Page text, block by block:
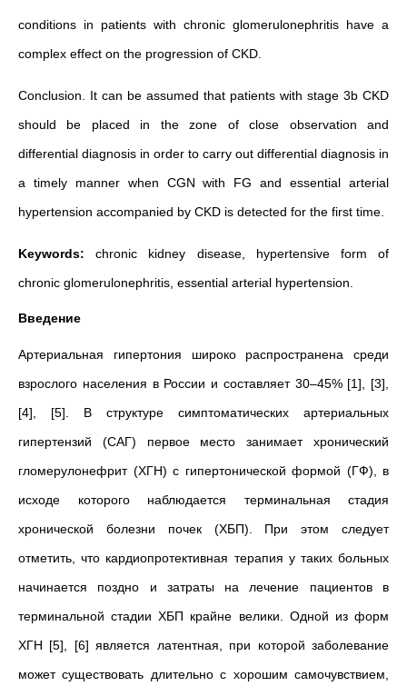
conditions in patients with chronic glomerulonephritis have a
complex effect on the progression of CKD.
Conclusion. It can be assumed that patients with stage 3b CKD
should be placed in the zone of close observation and
differential diagnosis in order to carry out differential diagnosis in
a timely manner when CGN with FG and essential arterial
hypertension accompanied by CKD is detected for the first time.
Keywords: chronic kidney disease, hypertensive form of
chronic glomerulonephritis, essential arterial hypertension.
Введение
Артериальная гипертония широко распространена среди
взрослого населения в России и составляет 30–45% [1], [3],
[4], [5]. В структуре симптоматических артериальных
гипертензий (САГ) первое место занимает хронический
гломерулонефрит (ХГН) с гипертонической формой (ГФ), в
исходе которого наблюдается терминальная стадия
хронической болезни почек (ХБП). При этом следует
отметить, что кардиопротективная терапия у таких больных
начинается поздно и затраты на лечение пациентов в
терминальной стадии ХБП крайне велики. Одной из форм
ХГН [5], [6] является латентная, при которой заболевание
может существовать длительно с хорошим самочувствием,